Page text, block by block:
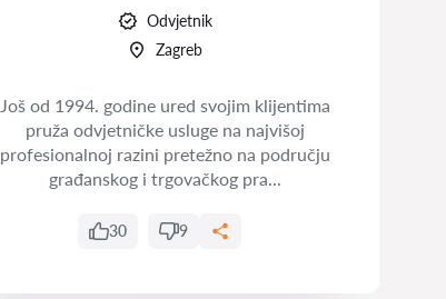
Odvjetnik
Zagreb
Još od 1994. godine ured svojim klijentima
pruža odvjetničke usluge na najvišoj
profesionalnoj razini pretežno na području
građanskog i trgovačkog pra...
30 9